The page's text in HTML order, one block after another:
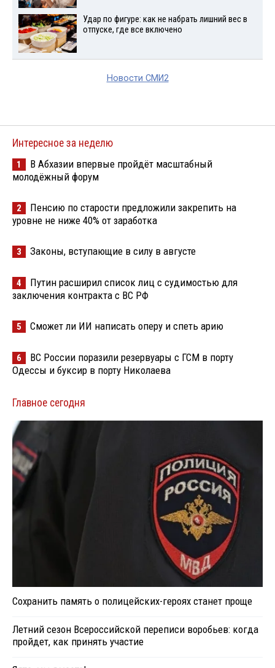
Удар по фигуре: как не набрать лишний вес в
отпуске, где все включено
Новости СМИ2
Интересное за неделю
1
В Абхазии впервые пройдёт масштабный
молодёжный форум
2
Пенсию по старости предложили закрепить на
уровне не ниже 40% от заработка
3 Законы, вступающие в силу в августе
4
Путин расширил список лиц с судимостью для
заключения контракта с ВС РФ
5 Сможет ли ИИ написать оперу и спеть арию
6
ВС России поразили резервуары с ГСМ в порту
Одессы и буксир в порту Николаева
Главное сегодня
Сохранить память о полицейских-героях станет проще
Летний сезон Всероссийской переписи воробьев: когда
пройдет, как принять участие